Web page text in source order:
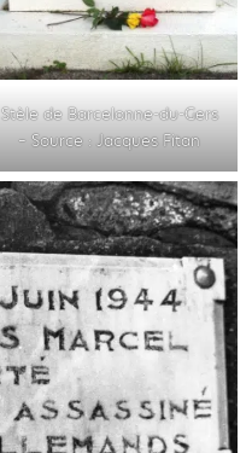
Stèle de Barcelonne-du-Gers
– Source : Jacques Fitan